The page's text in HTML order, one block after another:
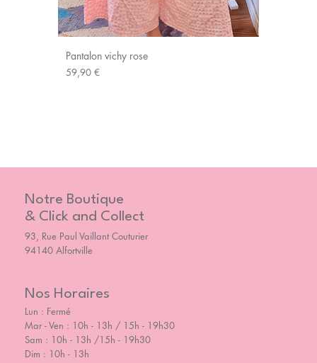
Pantalon vichy rose
Prix
59,90 €
Notre Boutique
& Click and Collect
93, Rue Paul Vaillant Couturier
94140 Alfortville
Nos Horaires
Lun : Fermé
Mar - Ven : 10h - 13h / 15h - 19h30
Sam : 10h - 13h /15h - 19h30
Dim : 10h - 13h